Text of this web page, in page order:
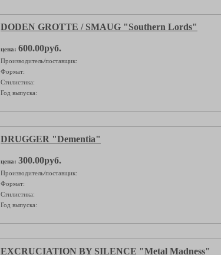
DODEN GROTTE / SMAUG "Southern Lords"
цена: 600.00руб.
Производитель/поставщик:
Формат:
Стилистика:
Год выпуска:
DRUGGER "Dementia"
цена: 300.00руб.
Производитель/поставщик:
Формат:
Стилистика:
Год выпуска:
EXCRUCIATION BY SILENCE "Metal Madness"